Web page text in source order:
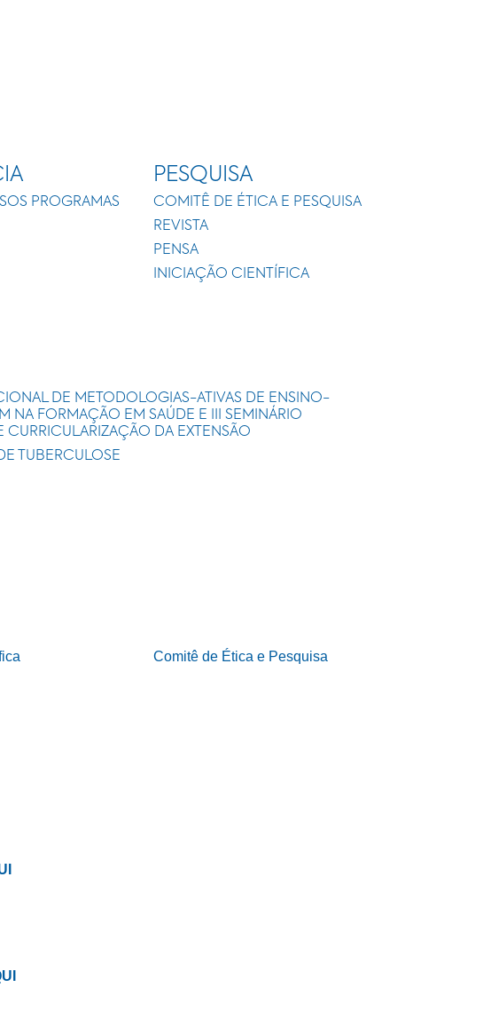
PROGRAMAS
PESQUISA
COMITÊ DE ÉTICA E PESQUISA
REVISTA
PENSA
INICIAÇÃO CIENTÍFICA
DE METODOLOGIAS-ATIVAS DE ENSINO-
NA FORMAÇÃO EM SAÚDE E III SEMINÁRIO
CURRICULARIZAÇÃO DA EXTENSÃO
TUBERCULOSE
Comitê de Ética e Pesquisa